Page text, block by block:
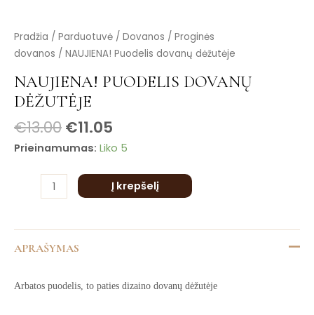
Pradžia / Parduotuvė / Dovanos / Proginės
dovanos / NAUJIENA! Puodelis dovanų dėžutėje
NAUJIENA! PUODELIS DOVANŲ
DĖŽUTĖJE
€13.00€11.05
Prieinamumas: Liko 5
produkto
kiekis:
Puodelis
dovanų
dėžutėje
Į krepšelį
APRAŠYMAS
Arbatos puodelis, to paties dizaino dovanų dėžutėje